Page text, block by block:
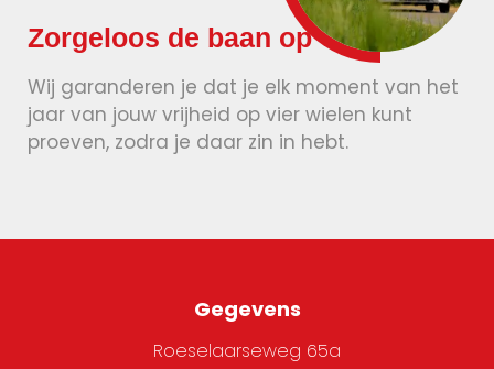
Zorgeloos de baan op
Wij garanderen je dat je elk moment van het
jaar van jouw vrijheid op vier wielen kunt
proeven, zodra je daar zin in hebt.
Gegevens
Roeselaarseweg 65a